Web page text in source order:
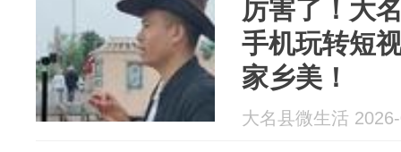
厉害了！大
手机玩转短
家乡美！
大名县微生活